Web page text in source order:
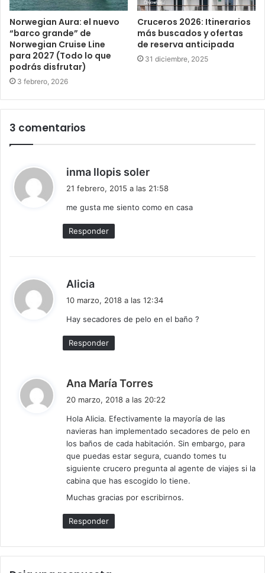
Norwegian Aura: el nuevo
“barco grande” de
Norwegian Cruise Line
para 2027 (Todo lo que
podrás disfrutar)
3 febrero, 2026
Cruceros 2026: Itinerarios
más buscados y ofertas
de reserva anticipada
31 diciembre, 2025
3 comentarios
inma llopis soler
i
e
21 febrero, 2015 a las 21:58
me gusta me siento como en casa
Responder
Alicia
e
:
10 marzo, 2018 a las 12:34
Hay secadores de pelo en el baño ?
Responder
Ana María Torres
e
:
20 marzo, 2018 a las 20:22
Hola Alicia. Efectivamente la mayoría de las
navieras han implementado secadores de pelo en
los baños de cada habitación. Sin embargo, para
que puedas estar segura, cuando tomes tu
siguiente crucero pregunta al agente de viajes si la
cabina que has escogido lo tiene.
Muchas gracias por escribirnos.
Responder